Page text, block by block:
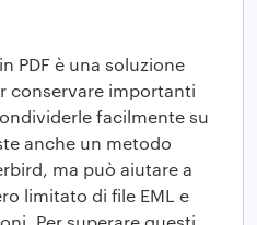
PDF è una soluzione
conservare importanti
facilmente su
anche un metodo
ma può aiutare a
limitato di file EML e